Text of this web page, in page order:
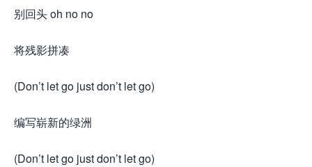
别回头 oh no no
将残影拼凑
(Don’t let go just don’t let go)
编写崭新的绿洲
(Don’t let go just don’t let go)